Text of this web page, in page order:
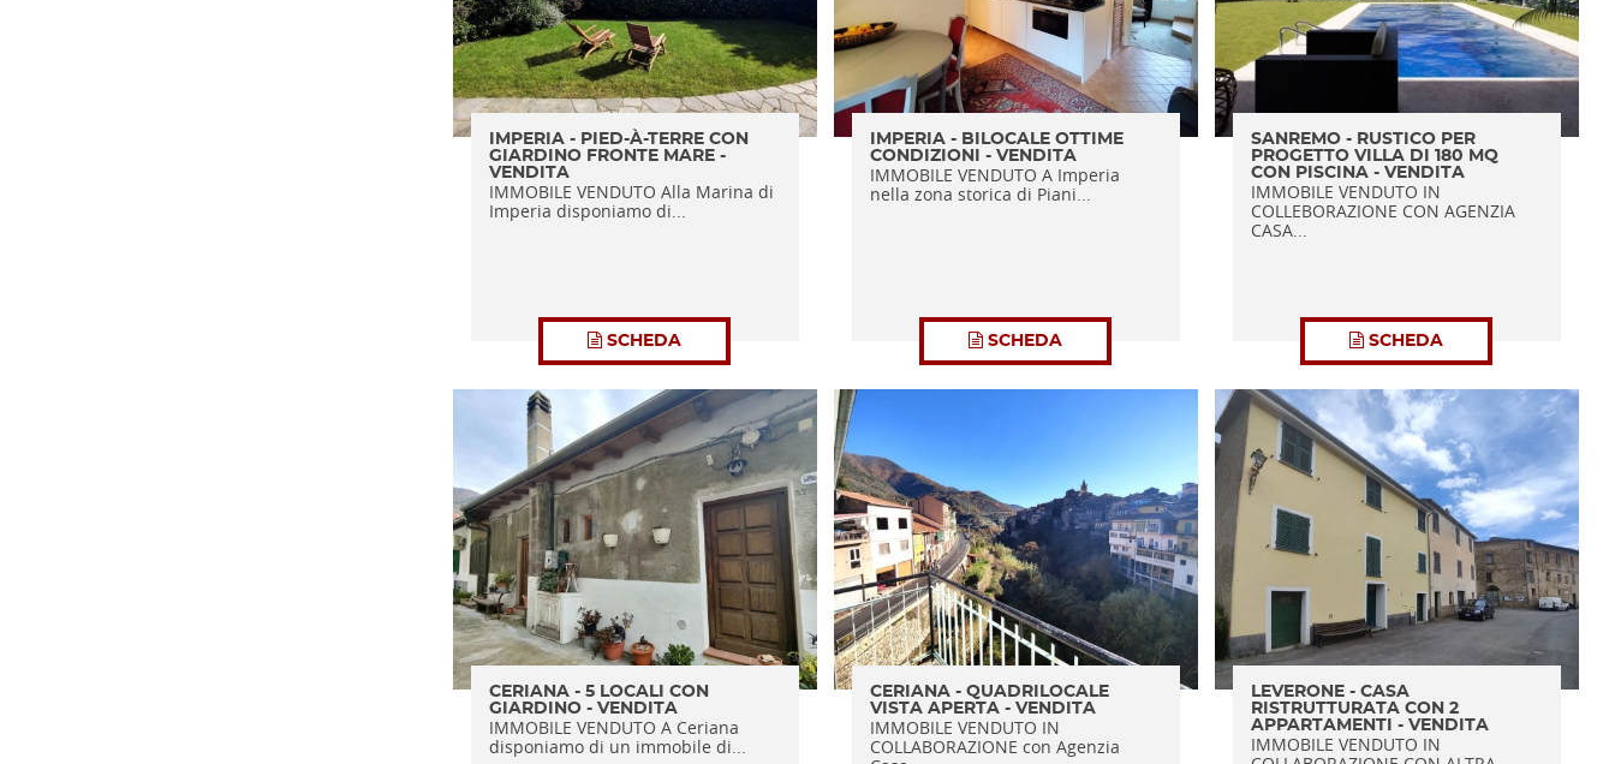
IMPERIA - PIED-À-TERRE CON
GIARDINO FRONTE MARE -
VENDITA
IMMOBILE VENDUTO Alla Marina di
Imperia disponiamo di...
SCHEDA
IMPERIA - BILOCALE OTTIME
CONDIZIONI - VENDITA
IMMOBILE VENDUTO A Imperia
nella zona storica di Piani...
SCHEDA
SANREMO - RUSTICO PER
PROGETTO VILLA DI 180 MQ
CON PISCINA - VENDITA
IMMOBILE VENDUTO IN
COLLEBORAZIONE CON AGENZIA
CASA...
SCHEDA
CERIANA - 5 LOCALI CON
GIARDINO - VENDITA
IMMOBILE VENDUTO A Ceriana
disponiamo di un immobile di...
CERIANA - QUADRILOCALE
VISTA APERTA - VENDITA
IMMOBILE VENDUTO IN
COLLABORAZIONE con Agenzia
LEVERONE - CASA
RISTRUTTURATA CON 2
APPARTAMENTI - VENDITA
IMMOBILE VENDUTO IN